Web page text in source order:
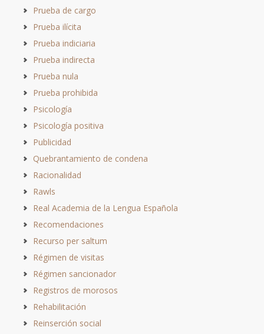
Prueba de cargo
Prueba ilícita
Prueba indiciaria
Prueba indirecta
Prueba nula
Prueba prohibida
Psicología
Psicología positiva
Publicidad
Quebrantamiento de condena
Racionalidad
Rawls
Real Academia de la Lengua Española
Recomendaciones
Recurso per saltum
Régimen de visitas
Régimen sancionador
Registros de morosos
Rehabilitación
Reinserción social